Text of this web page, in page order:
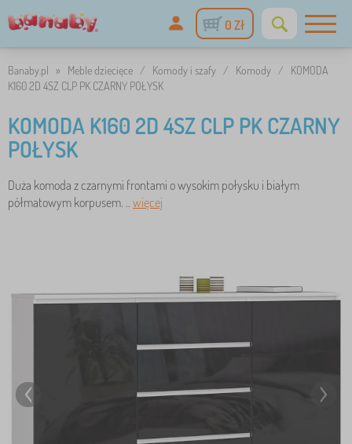
0 Zł
Banaby.pl » Meble dziecięce / Komody i szafy / Komody /
KOMODA
K160 2D 4SZ CLP PK CZARNY POŁYSK
KOMODA K160 2D 4SZ CLP PK CZARNY
POŁYSK
Duża komoda z czarnymi frontami o wysokim połysku i białym
półmatowym korpusem. .. więcej